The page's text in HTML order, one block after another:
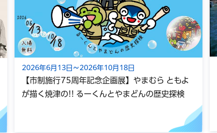
2026年6月13日～2026年10月18日
【市制施行75周年記念企画展】やまむら ともよ
が描く焼津の!! るーくんとやまどんの歴史探検